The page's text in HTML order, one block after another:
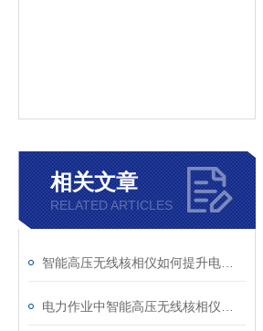
相关文章
RELATED ARTICLES